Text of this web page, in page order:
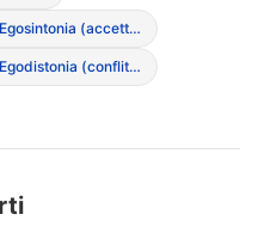
Egosintonia (accettazione del sintomo come parte di s?)
Egodistonia (conflitto con i propri sintomi)